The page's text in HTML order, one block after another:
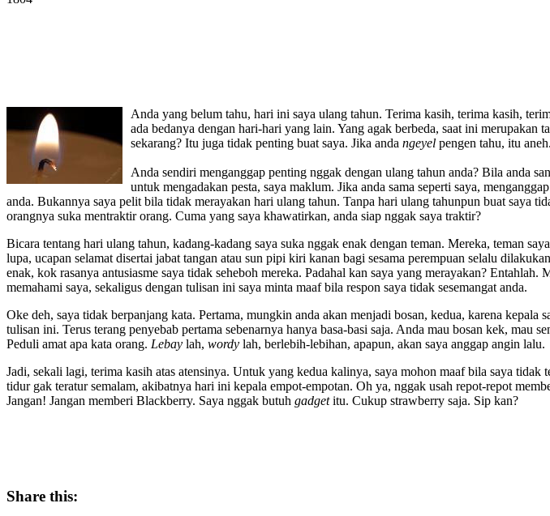
Anda yang belum tahu, hari ini saya ulang tahun. Terima kasih, terima kasih,
ada bedanya dengan hari-hari yang lain. Yang agak berbeda, saat ini
sekarang? Itu juga tidak penting buat saya. Jika anda ngeyel pengen tahu, itu
Anda sendiri menganggap penting nggak dengan ulang tahun anda? Bila anda
untuk mengadakan pesta, saya maklum. Jika anda sama seperti saya,
anda. Bukannya saya pelit bila tidak merayakan hari ulang tahun. Tanpa hari ulang tahunpun buat saya
orangnya suka mentraktir orang. Cuma yang saya khawatirkan, anda siap nggak saya traktir?
Bicara tentang hari ulang tahun, kadang-kadang saya suka nggak enak dengan teman. Mereka, teman
lupa, ucapan selamat disertai jabat tangan atau sun pipi kiri kanan bagi sesama perempuan selalu
enak, kok rasanya antusiasme saya tidak seheboh mereka. Padahal kan saya yang merayakan?
memahami saya, sekaligus dengan tulisan ini saya minta maaf bila respon saya tidak sesemangat anda.
Oke deh, saya tidak berpanjang kata. Pertama, mungkin anda akan menjadi bosan, kedua, karena
tulisan ini. Terus terang penyebab pertama sebenarnya hanya basa-basi saja. Anda mau bosan kek,
Peduli amat apa kata orang. Lebay lah, wordy lah, berlebih-lebihan, apapun, akan saya anggap angin lalu.
Jadi, sekali lagi, terima kasih atas atensinya. Untuk yang kedua kalinya, saya mohon maaf bila saya
tidur gak teratur semalam, akibatnya hari ini kepala empot-empotan. Oh ya, nggak usah repot-repot
Jangan! Jangan memberi Blackberry. Saya nggak butuh gadgetitu. Cukup strawberry saja. Sip kan?
Share this: